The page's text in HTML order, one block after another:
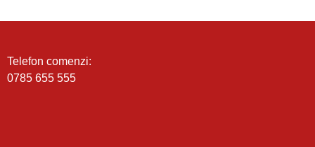
Telefon comenzi:
0785 655 555